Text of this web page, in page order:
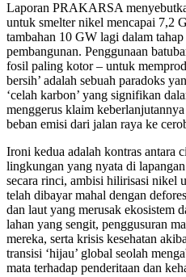
Laporan PRAKARSA
untuk smelter nikel mencapai 7,2
tambahan 10 GW lagi dalam
pembangunan. Penggunaan
fosil paling kotor – untuk
bersih’ adalah sebuah paradoks
‘celah karbon’ yang signifikan
menggerus klaim
beban emisi dari jalan raya ke
Ironi kedua adalah kontras antara
lingkungan yang nyata di
secara rinci, ambisi hilirisasi nikel
telah dibayar mahal dengan
dan laut yang merusak ekosistem
lahan yang sengit, penggusuran
mereka, serta krisis kesehatan
transisi ‘hijau’ global seolah
mata terhadap penderitaan dan